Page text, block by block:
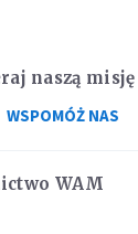
WAM
naszą misję
WSPOMÓŻ NAS